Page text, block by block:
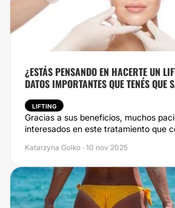
¿ESTÁS PENSANDO EN HACERTE UN
DATOS IMPORTANTES QUE TENÉS QUE
LIFTING
Gracias a sus beneficios, muchos
interesados en este tratamiento que
Katarzyna Golko · 10 nov 2025